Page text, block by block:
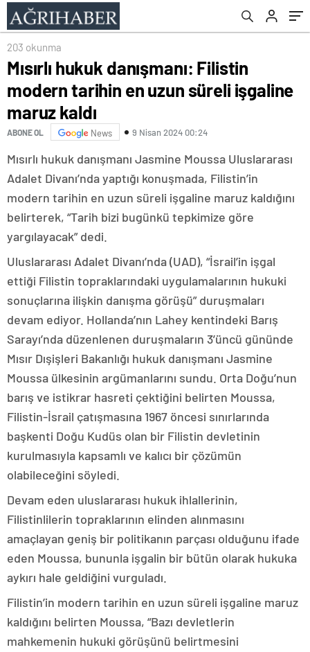
203 okunma
Mısırlı hukuk danışmanı: Filistin
modern tarihin en uzun süreli işgaline
maruz kaldı
ABONE OL News 9 Nisan 2024 00:24
Mısırlı hukuk danışmanı Jasmine Moussa Uluslararası
Adalet Divanı’nda yaptığı konuşmada, Filistin’in
modern tarihin en uzun süreli işgaline maruz kaldığını
belirterek, “Tarih bizi bugünkü tepkimize göre
yargılayacak” dedi.
Uluslararası Adalet Divanı’nda (UAD), “İsrail’in işgal
ettiği Filistin topraklarındaki uygulamalarının hukuki
sonuçlarına ilişkin danışma görüşü” duruşmaları
devam ediyor. Hollanda’nın Lahey kentindeki Barış
Sarayı’nda düzenlenen duruşmaların 3’üncü gününde
Mısır Dışişleri Bakanlığı hukuk danışmanı Jasmine
Moussa ülkesinin argümanlarını sundu. Orta Doğu’nun
barış ve istikrar hasreti çektiğini belirten Moussa,
Filistin-İsrail çatışmasına 1967 öncesi sınırlarında
başkenti Doğu Kudüs olan bir Filistin devletinin
kurulmasıyla kapsamlı ve kalıcı bir çözümün
olabileceğini söyledi.
Devam eden uluslararası hukuk ihlallerinin,
Filistinlilerin topraklarının elinden alınmasını
amaçlayan geniş bir politikanın parçası olduğunu ifade
eden Moussa, bununla işgalin bir bütün olarak hukuka
aykırı hale geldiğini vurguladı.
Filistin’in modern tarihin en uzun süreli işgaline maruz
kaldığını belirten Moussa, “Bazı devletlerin
mahkemenin hukuki görüşünü belirtmesini